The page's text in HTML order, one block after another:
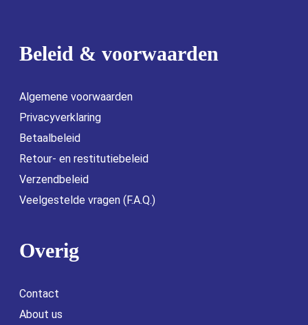
Beleid & voorwaarden
Algemene voorwaarden
Privacyverklaring
Betaalbeleid
Retour- en restitutiebeleid
Verzendbeleid
Veelgestelde vragen (F.A.Q.)
Overig
Contact
About us